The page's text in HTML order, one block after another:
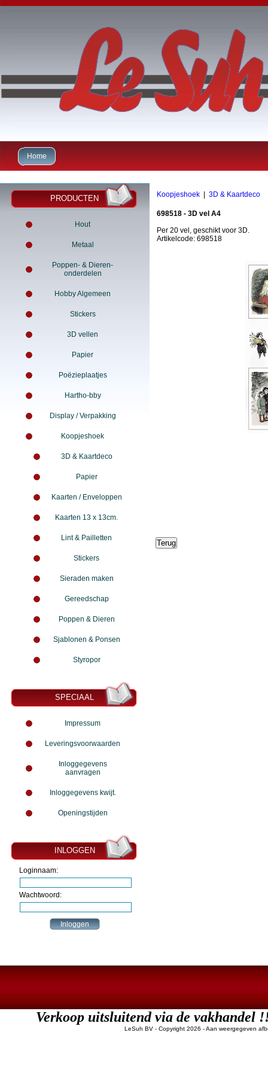
Home
PRODUCTEN
Hout
Metaal
Poppen- & Dieren-
onderdelen
Hobby Algemeen
Stickers
3D vellen
Papier
Poëzieplaatjes
Hartho-bby
Display / Verpakking
Koopjeshoek
3D & Kaartdeco
Papier
Kaarten / Enveloppen
Kaarten 13 x 13cm.
Lint & Pailletten
Stickers
Sieraden maken
Gereedschap
Poppen & Dieren
Sjablonen & Ponsen
Styropor
SPECIAAL
Impressum
Leveringsvoorwaarden
Inloggegevens
aanvragen
Inloggegevens kwijt.
Openingstijden
INLOGGEN
Loginnaam:
Wachtwoord:
Koopjeshoek 3D & Kaartdeco
698518 - 3D vel A4
Per 20 vel, geschikt voor 3D.
Artikelcode: 698518
Verkoop uitsluitend via de
LeSuh BV - Copyright 2026 - Aan weergegeven